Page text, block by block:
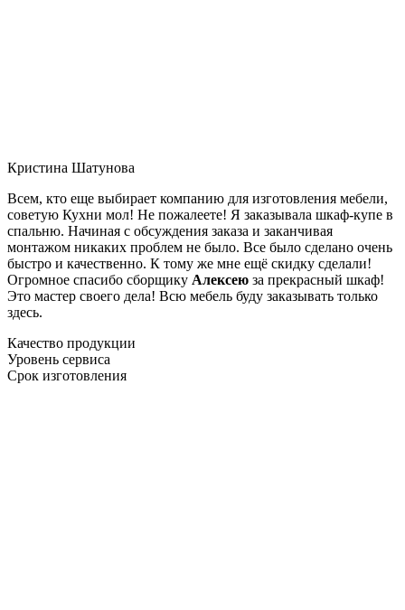
Кристина Шатунова
Всем, кто еще выбирает компанию для изготовления мебели,
советую Кухни мол! Не пожалеете! Я заказывала шкаф-купе в
спальню. Начиная с обсуждения заказа и заканчивая
монтажом никаких проблем не было. Все было сделано очень
быстро и качественно. К тому же мне ещё скидку сделали!
Огромное спасибо сборщику Алексею за прекрасный шкаф!
Это мастер своего дела! Всю мебель буду заказывать только
здесь.
Качество продукции
Уровень сервиса
Срок изготовления